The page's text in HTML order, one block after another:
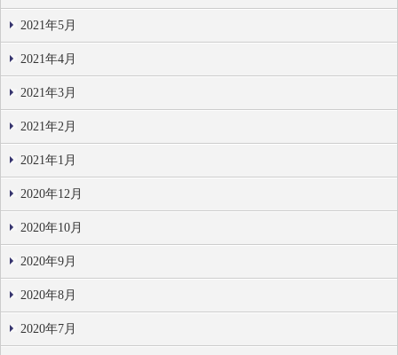
2021年5月
2021年4月
2021年3月
2021年2月
2021年1月
2020年12月
2020年10月
2020年9月
2020年8月
2020年7月